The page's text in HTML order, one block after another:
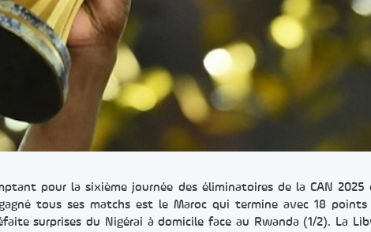
pour la sixième journée des éliminatoires de la CAN
tous ses matchs est le Maroc qui termine avec 18
surprises du Nigérai à domicile face au Rwanda (1/2). La